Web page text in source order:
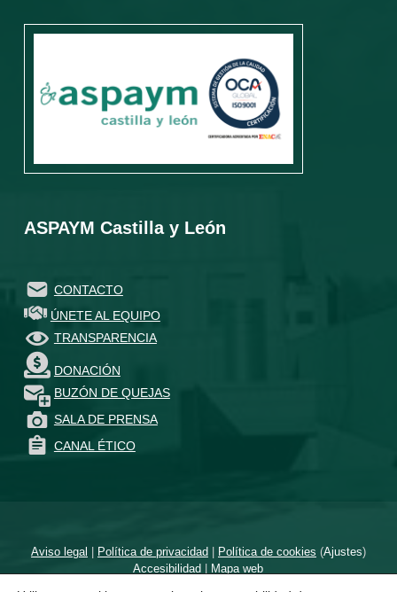
ASPAYM Castilla y León
CONTACTO
ÚNETE AL EQUIPO
TRANSPARENCIA
DONACIÓN
BUZÓN DE QUEJAS
SALA DE PRENSA
CANAL ÉTICO
Aviso legal | Política de privacidad| Política de cookies (Ajustes)
Accesibilidad | Mapa web